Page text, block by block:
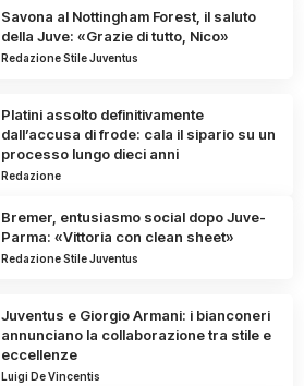
Savona al Nottingham Forest, il saluto
della Juve: «Grazie di tutto, Nico»
Redazione Stile Juventus
Platini assolto definitivamente
dall’accusa di frode: cala il sipario su un
processo lungo dieci anni
Redazione
Bremer, entusiasmo social dopo Juve-
Parma: «Vittoria con clean sheet»
Redazione Stile Juventus
Juventus e Giorgio Armani: i bianconeri
annunciano la collaborazione tra stile e
eccellenze
Luigi De Vincentis